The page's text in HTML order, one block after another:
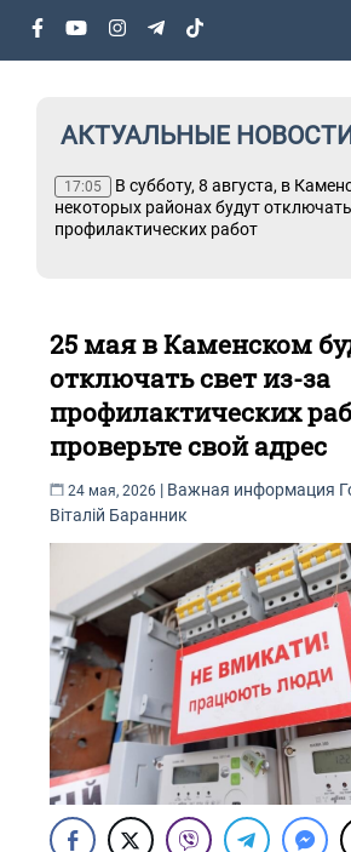
АКТУАЛЬНЫЕ НОВОСТИ
17:05
В субботу, 8 августа, в
некоторых районах будут отключать
профилактических работ
25 мая в Каменском
отключать свет из-за
профилактических
проверьте свой адрес
24 мая, 2026 | Важная информация
Віталій Баранник